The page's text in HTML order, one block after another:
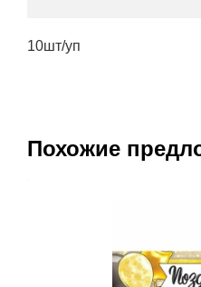
10шт/уп
Похожие